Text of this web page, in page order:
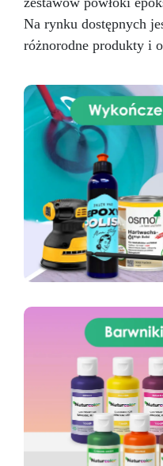
Na rynku dostępnych
różnorodne produkty i